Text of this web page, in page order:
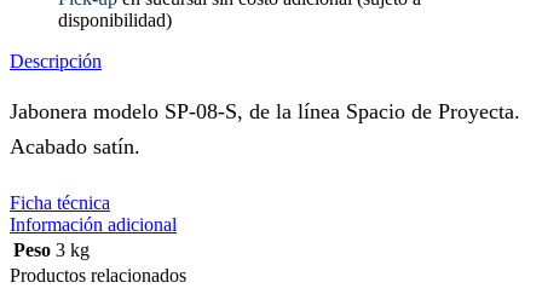
disponibilidad)
Descripción
Jabonera modelo SP-08-S, de la línea Spacio de Proyecta.
Acabado satín.
Ficha técnica
Información adicional
Peso 3 kg
Productos relacionados